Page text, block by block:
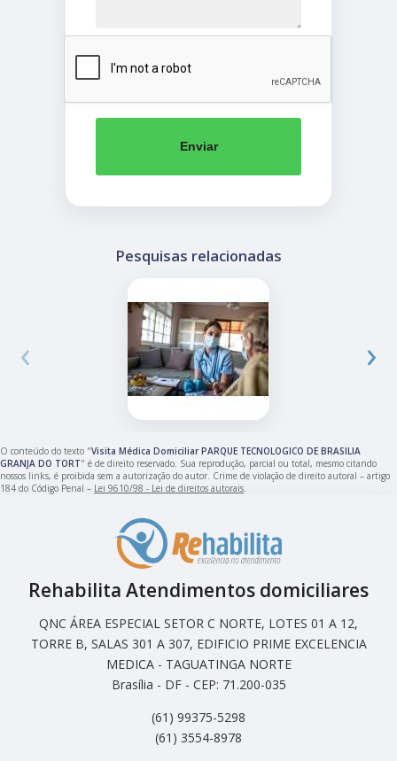
Enviar
Pesquisas relacionadas
‹ ›
O conteúdo do texto "Visita Médica Domiciliar PARQUE TECNOLOGICO DE BRASILIA
GRANJA DO TORT" é de direito reservado. Sua reprodução, parcial ou total, mesmo citando
nossos links, é proibida sem a autorização do autor. Crime de violação de direito autoral – artigo
184 do Código Penal – Lei 9610/98 - Lei de direitos autorais
Rehabilita Atendimentos domiciliares
QNC ÁREA ESPECIAL SETOR C NORTE, LOTES 01 A 12,
TORRE B, SALAS 301 A 307, EDIFICIO PRIME EXCELENCIA
MEDICA - TAGUATINGA NORTE
Brasília - DF - CEP: 71.200-035
(61) 99375-5298
(61) 3554-8978